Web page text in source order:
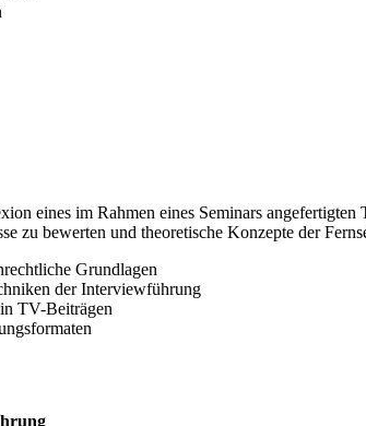
eines im Rahmen eines Seminars
zu bewerten und theoretische Konzepte der
Grundlagen
der Interviewführung
TV-Beiträgen